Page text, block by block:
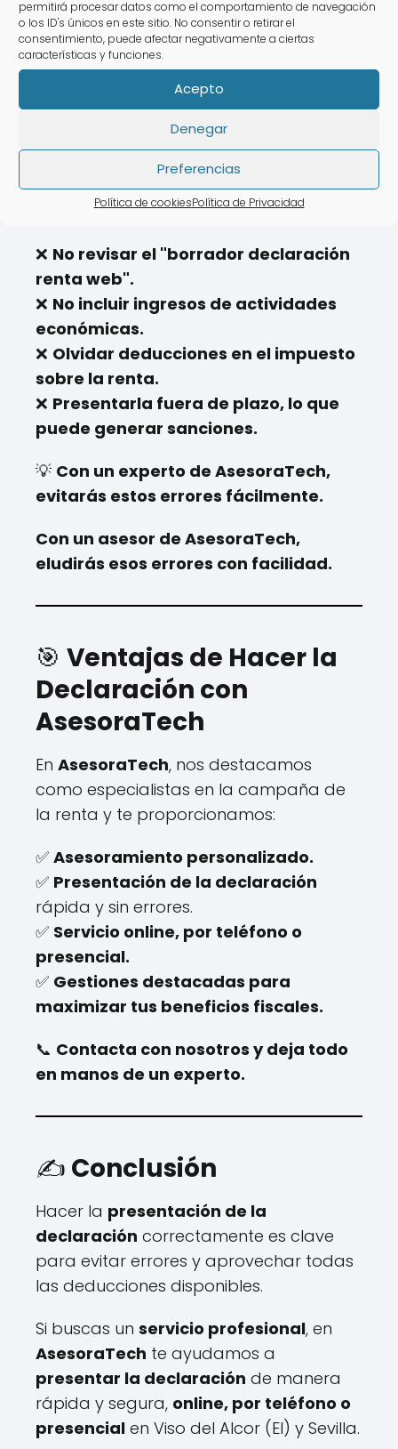
permitirá procesar datos como el comportamiento de navegación
o los ID's únicos en este sitio. No consentir o retirar el
consentimiento, puede afectar negativamente a ciertas
características y funciones.
Acepto
Denegar
Preferencias
Política de cookiesPolítica de Privacidad
🧐 Problemas Frecuentes
en la Declaración de la
Renta
Para evitar errores con laAgencia
Tributaria, ten en cuenta estos errores:
❌ No revisar el "borrador declaración
renta web".
❌ No incluir ingresos de actividades
económicas.
❌ Olvidar deducciones en el impuesto
sobre la renta.
❌ Presentarla fuera de plazo, lo que
puede generar sanciones.
💡 Con un experto de AsesoraTech,
evitarás estos errores fácilmente.
Con un asesor de AsesoraTech,
eludirás esos errores con facilidad.
🎯 Ventajas de Hacer la
Declaración con
AsesoraTech
En AsesoraTech, nos destacamos
como especialistas en la campaña de
la renta y te proporcionamos:
✅ Asesoramiento personalizado.
✅ Presentación de la declaración
rápida y sin errores.
✅ Servicio online, por teléfono o
presencial.
✅ Gestiones destacadas para
maximizar tus beneficios fiscales.
📞 Contacta con nosotros y deja todo
en manos de un experto.
✍️ Conclusión
Hacer la presentación de la
declaración correctamente es clave
para evitar errores y aprovechar todas
las deducciones disponibles.
Si buscas un servicio profesional, en
AsesoraTech te ayudamos a
presentar la declaración de manera
rápida y segura, online, por teléfono o
presencial en Viso del Alcor (El) y Sevilla.